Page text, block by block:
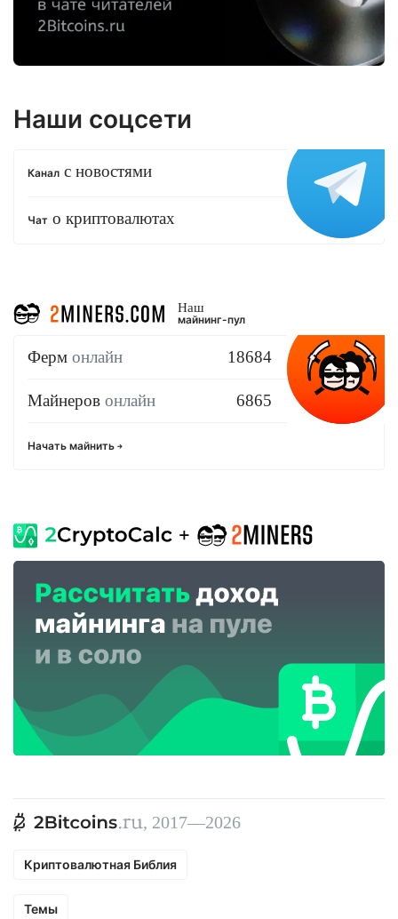
Наши соцсети
Канал с новостями
Чат о криптовалютах
Наш
майнинг-пул
Ферм онлайн 18684
Майнеров онлайн 6865
Начать майнить
, 2017—2026
Криптовалютная Библия
Темы